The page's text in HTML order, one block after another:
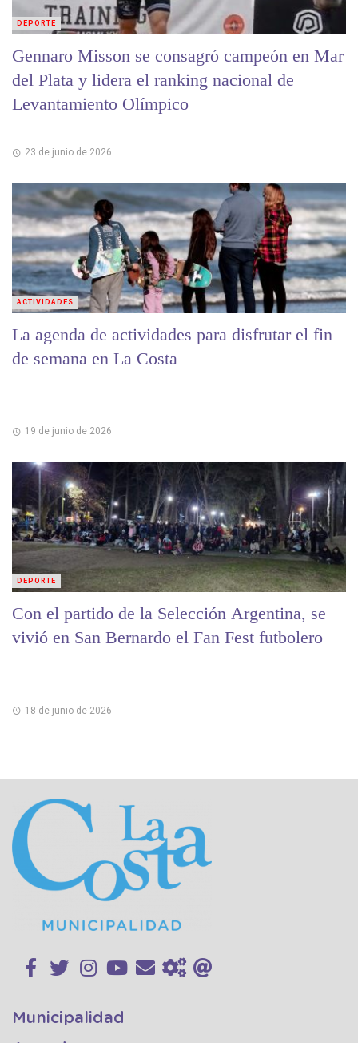
Gennaro Misson se consagró campeón en Mar
del Plata y lidera el ranking nacional de
Levantamiento Olímpico
23 de junio de 2026
DEPORTE
La agenda de actividades para disfrutar el fin
de semana en La Costa
19 de junio de 2026
ACTIVIDADES
Con el partido de la Selección Argentina, se
vivió en San Bernardo el Fan Fest futbolero
18 de junio de 2026
DEPORTE
Municipalidad